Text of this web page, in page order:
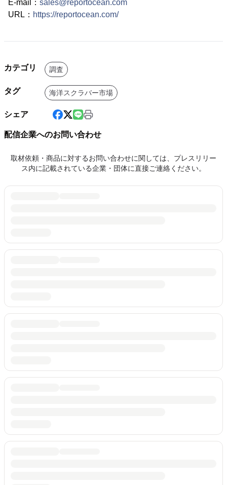
E-mail： sales@reportocean.com
URL： https://reportocean.com/
カテゴリ 調査
タグ 海洋スクラバー市場
シェア
配信企業へのお問い合わせ
取材依頼・商品に対するお問い合わせに関しては、プレスリリー
ス内に記載されている企業・団体に直接ご連絡ください。